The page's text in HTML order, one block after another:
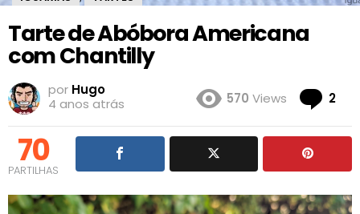
Tarte de Abóbora Americana
com Chantilly
por Hugo
4 anos atrás
570 Views 2
70
PARTILHAS